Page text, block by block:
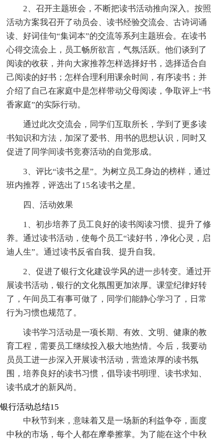
2、召开主题班会，不断把读书活动推向深入。按照
活动方案我召开了动员会、读书经验交流会、古诗词诵
读、好词佳句“集词本”的交流等系列主题班会。在读书
心得交流会上，员工畅所欲言，气氛活跃。他们谈到了
阅读的收获，并向大家推荐怎样选择好书，选择适合自
己阅读的好书；怎样合理利用课余时间，有序读书；并
介绍了自己在家庭中是怎样带动父母阅读，争取评上“书
香家庭”的实际行动。
通过此次交流会，同学们互取所长，学到了更多读
书知识和方法，加深了爱书、用书的思想认识，同时又
促进了同学间读书竞赛活动的自觉形成。
3、评比“读书之星”。为树立员工身边的榜样，通过
班内推荐，评选出了15名读书之星。
四、活动效果
1、初步培养了员工良好的读书阅读习惯、提升了修
养。通过读书活动，使每个员工“读好书，净化心灵，启
迪人生”。通过读书反省自我、提升自我。
2、促进了银行文化建设学风的进一步转变。通过开
展读书活动，银行的文化氛围更加浓厚。课堂纪律好转
了，午间员工有事可做了，同学们能静心学习了，日常
行为习惯也规范了。
读书学习活动是一项长期、有效、文明、健康的教
育工程，需要员工继续投入极大地热情。今后，我要动
员员工进一步深入开展读书活动，营造浓厚的读书氛
围，培养良好的读书习惯，倡导读书明理、读书求知、
读书成才的新风尚。
银行活动总结15
中秋节到来，意味着又是一场新的利益争夺，面度
中秋的市场，每个人都在摩拳擦掌。为了能在这个中秋